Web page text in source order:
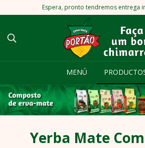
Espera, pronto tendremos entrega
MENÚ
Yerba Mate